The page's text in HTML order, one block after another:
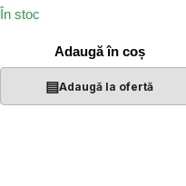
În stoc
Adaugă în coș
▤Adaugă la ofertă